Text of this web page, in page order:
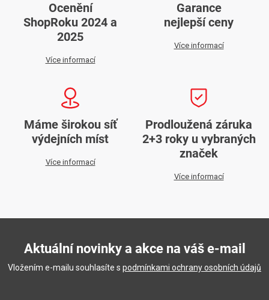
Ocenění
ShopRoku 2024 a
2025
Více informací
Garance
nejlepší ceny
Více informací
Máme širokou síť
výdejních míst
Více informací
Prodloužená záruka
2+3 roky u vybraných
značek
Více informací
Aktuální novinky a akce na váš e-mail
Vložením e-mailu souhlasíte s podmínkami ochrany osobních údajů